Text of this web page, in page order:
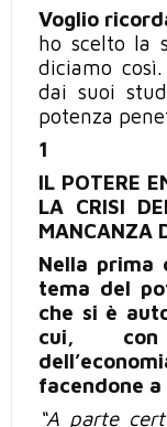
Voglio
ho scelto la
diciamo così.
dai suoi
potenza
1
IL POTERE
LA CRISI
MANCANZA
Nella prima
tema del
che si è
cui, con
facendone a
“A parte